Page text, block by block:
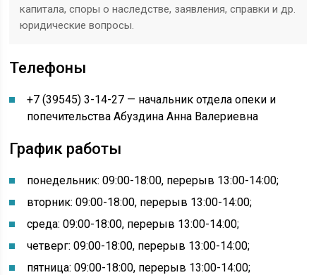
капитала, споры о наследстве, заявления, справки и др.
юридические вопросы.
Телефоны
+7 (39545) 3-14-27 — начальник отдела опеки и
попечительства Абуздина Анна Валериевна
График работы
понедельник: 09:00-18:00, перерыв 13:00-14:00;
вторник: 09:00-18:00, перерыв 13:00-14:00;
среда: 09:00-18:00, перерыв 13:00-14:00;
четверг: 09:00-18:00, перерыв 13:00-14:00;
пятница: 09:00-18:00, перерыв 13:00-14:00;